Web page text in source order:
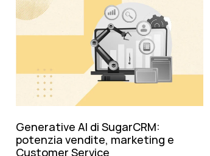
Generative AI di SugarCRM:
potenzia vendite, marketing e
Customer Service